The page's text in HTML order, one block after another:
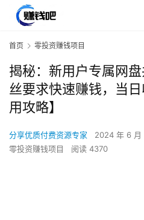
首页 零投资赚钱项目
揭秘：新用户专属网
丝要求快速赚钱，当
用攻略】
分享优质付费资源专家
2024 年 6
零投资赚钱项目
阅读 4370